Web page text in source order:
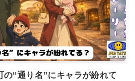
の“通り名”にキャラが紛れて